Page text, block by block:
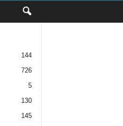
144
726
5
130
145